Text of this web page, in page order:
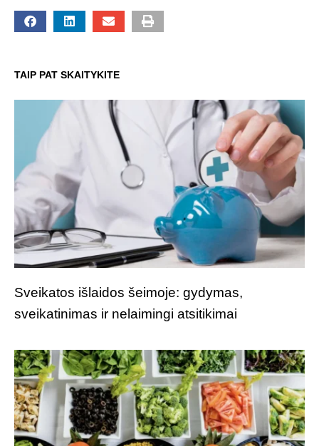
TAIP PAT SKAITYKITE
Sveikatos išlaidos šeimoje: gydymas,
sveikatinimas ir nelaimingi atsitikimai